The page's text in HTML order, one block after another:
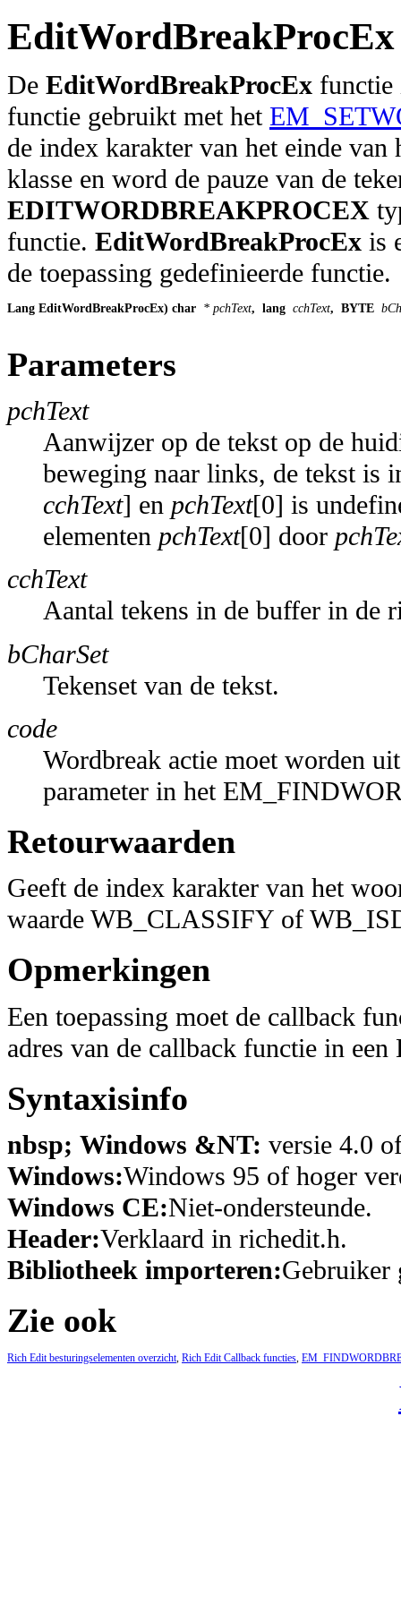
EditWordBreakProcEx
De EditWordBreakProcEx functie
functie gebruikt met het
de index karakter van het einde
klasse en word de pauze van de
EDITWORDBREAKPROCEX
functie. EditWordBreakProcEx is
de toepassing gedefinieerde functie.
Lang EditWordBreakProcEx) char * pchText, lang cchText, BYTE
Parameters
pchText
Aanwijzer op de tekst op de
beweging naar links, de tekst is
cchText] en pchText[0] is
elementen pchText[0] door
cchText
Aantal tekens in de buffer in de
bCharSet
Tekenset van de tekst.
code
Wordbreak actie moet worden
parameter in het
Retourwaarden
Geeft de index karakter van het
waarde WB_CLASSIFY of
Opmerkingen
Een toepassing moet de callback
adres van de callback functie in
Syntaxisinfo
nbsp; Windows &NT: versie 4.0
Windows:Windows 95 of hoger
Windows CE:Niet-ondersteunde.
Header:Verklaard in richedit.h.
Bibliotheek importeren:Gebruiker
Zie ook
Rich Edit besturingselementen overzicht, Rich Edit Callback functies,